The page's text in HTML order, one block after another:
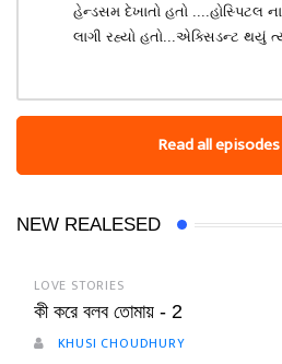
હેન્ડસમ દેખાતો હતો ....હોસ્પિટલ
લાગી રહ્યો હતો...એક્સિડન્ટ થયું
Read all
NEW REALESED
LOVE STORIES
কী করে বলব তোমায় - 2
KHUSI CHOUDHURY